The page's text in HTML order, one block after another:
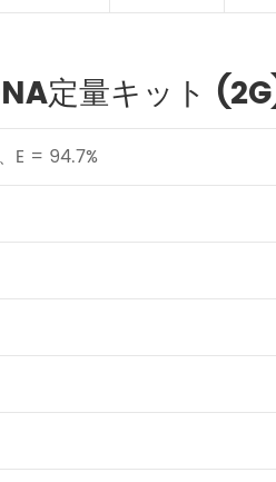
定量キット
E = 94.7%